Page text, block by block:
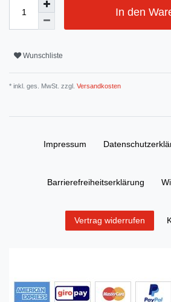
In den
Wunschliste
* inkl. ges. MwSt. zzgl. Versandkosten
Impressum
Barrierefreiheitserklärung
Vertrag widerrufen